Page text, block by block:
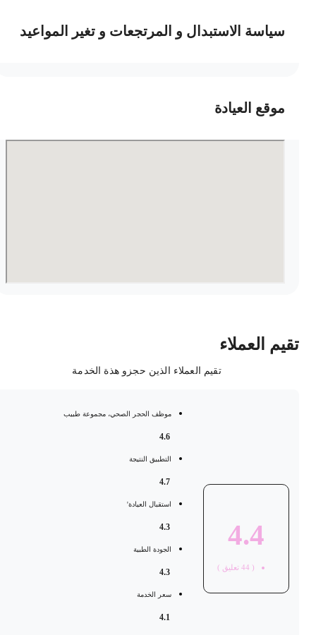
سياسة الاستبدال و المرتجعات و تغير المواعيد
موقع العيادة
العملاء
تقيم العملاء الذين حجزو هذة الخدمة
4.4
44 تعليق )
موظف الحجر الصحي، مجموعة طبيب
التطبيق النتيجة
استقبال العيادة'
الجودة الطبية
سعر الخدمة